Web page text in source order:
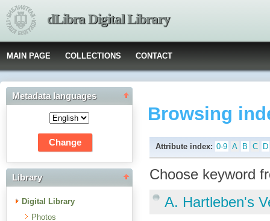
dLibra Digital Library
MAIN PAGE COLLECTIONS CONTACT
Metadata languages
Library
Digital Library
Photos
Browsing
Attribute index: 0-9 A B C D
Choose keyword
A. Hartleben's